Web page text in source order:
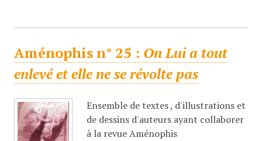
Aménophis n° 25 : On Lui a tout
enlevé et elle ne se révolte pas
Ensemble de textes , d'illustrations et
de dessins d'auteurs ayant collaborer
à la revue Aménophis